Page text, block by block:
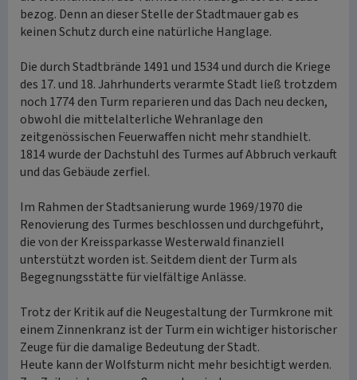
bezog. Denn an dieser Stelle der Stadtmauer gab es
keinen Schutz durch eine natürliche Hanglage.
Die durch Stadtbrände 1491 und 1534 und durch die Kriege
des 17. und 18. Jahrhunderts verarmte Stadt ließ trotzdem
noch 1774 den Turm reparieren und das Dach neu decken,
obwohl die mittelalterliche Wehranlage den
zeitgenössischen Feuerwaffen nicht mehr standhielt.
1814 wurde der Dachstuhl des Turmes auf Abbruch verkauft
und das Gebäude zerfiel.
Im Rahmen der Stadtsanierung wurde 1969/1970 die
Renovierung des Turmes beschlossen und durchgeführt,
die von der Kreissparkasse Westerwald finanziell
unterstützt worden ist. Seitdem dient der Turm als
Begegnungsstätte für vielfältige Anlässe.
Trotz der Kritik auf die Neugestaltung der Turmkrone mit
einem Zinnenkranz ist der Turm ein wichtiger historischer
Zeuge für die damalige Bedeutung der Stadt.
Heute kann der Wolfsturm nicht mehr besichtigt werden.